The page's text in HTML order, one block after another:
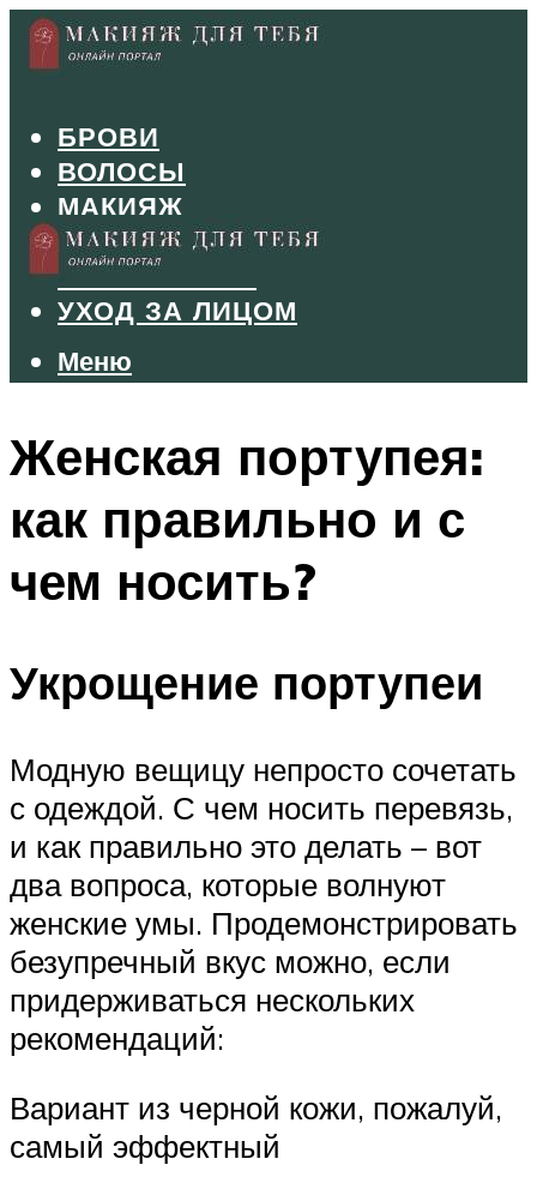
БРОВИ
ВОЛОСЫ
МАКИЯЖ
МАНИКЮР
ТУШЬ И ТЕНИ
УХОД ЗА ЛИЦОМ
Меню
Меню
Женская портупея:
как правильно и с
чем носить?
Укрощение портупеи
Модную вещицу непросто сочетать
с одеждой. С чем носить перевязь,
и как правильно это делать – вот
два вопроса, которые волнуют
женские умы. Продемонстрировать
безупречный вкус можно, если
придерживаться нескольких
рекомендаций:
Вариант из черной кожи, пожалуй,
самый эффектный